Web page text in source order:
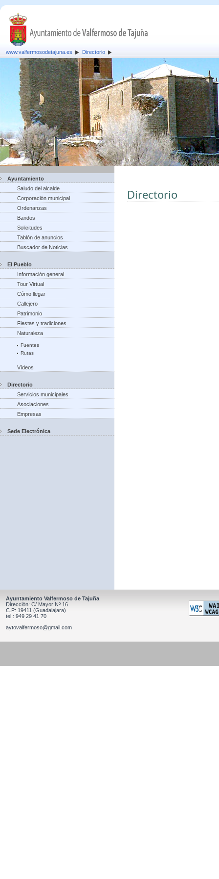
www.valfermosodetajuna.es Directorio
Ayuntamiento
Saludo del alcalde
Corporación municipal
Ordenanzas
Bandos
Solicitudes
Tablón de anuncios
Buscador de Noticias
El Pueblo
Información general
Tour Virtual
Cómo llegar
Callejero
Patrimonio
Fiestas y tradiciones
Naturaleza
Fuentes
Rutas
Vídeos
Directorio
Servicios municipales
Asociaciones
Empresas
Sede Electrónica
Directorio
Ayuntamiento Valfermoso de Tajuña
Dirección: C/ Mayor Nº 16
C.P: 19411 (Guadalajara)
tel.: 949 29 41 70
aytovalfermoso@gmail.com